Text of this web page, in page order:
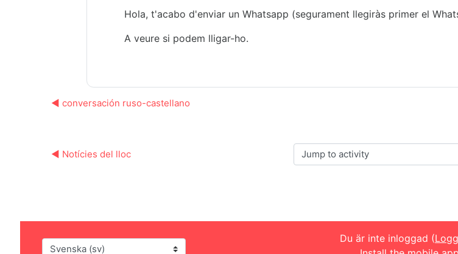
Hola, t'acabo d'enviar un Whatsapp (segurament llegiràs primer el
A veure si podem lligar-ho.
◀︎ conversación ruso-castellano
◀︎ Notícies del lloc
Jump to activity
Du är inte inloggad (